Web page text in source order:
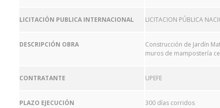
LICITACIÓN PUBLICA INTERNACIONAL LICITACION PÚBLICA
DESCRIPCIÓN OBRA
Construcción de Jardín
muros de mampostería
CONTRATANTE UPEFE
PLAZO EJECUCIÓN 300 días corridos